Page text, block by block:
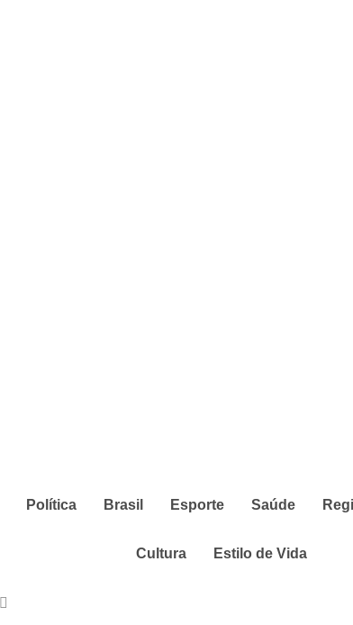
Política Brasil Esporte Saúde
Cultura Estilo de Vida